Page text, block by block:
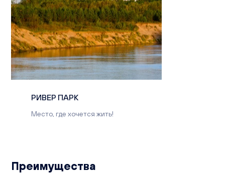
РИВЕР ПАРК
Место, где хочется жить!
Преимущества